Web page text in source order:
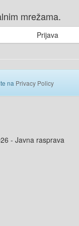
mrežama.
Prijava
na Privacy Policy
- Javna rasprava